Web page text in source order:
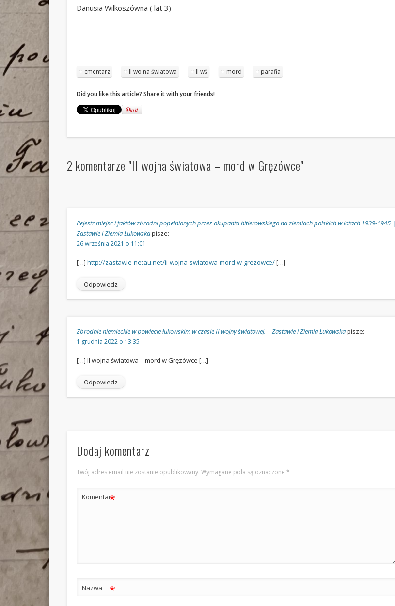
Danusia Wilkoszówna ( lat 3)
cmentarz II wojna światowa II wś mord parafia
Did you like this article? Share it with your friends!
2 komentarze "II wojna światowa – mord w Gręzówce"
Rejestr miejsc i faktów zbrodni popełnionych przez okupanta hitlerowskiego na ziemiach polskich w latach 1939-1945 |
Zastawie i Ziemia Łukowskapisze:
26 września 2021 o 11:01
[…]http://zastawie-netau.net/ii-wojna-swiatowa-mord-w-grezowce/[…]
Odpowiedz
Zbrodnie niemieckie w powiecie łukowskim w czasie II wojny światowej. | Zastawie i Ziemia Łukowskapisze:
1 grudnia 2022 o 13:35
[…] II wojna światowa – mord w Gręzówce […]
Odpowiedz
Dodaj komentarz
Twój adres email nie zostanie opublikowany. Wymagane pola są oznaczone*
Komentarz
*
Nazwa *